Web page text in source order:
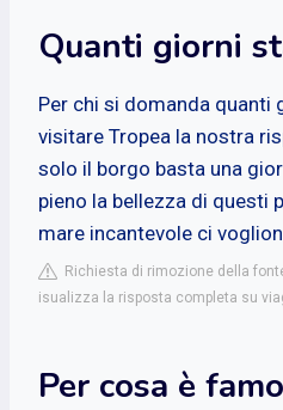
Quanti giorni
Per chi si domanda quanti
visitare Tropea la nostra
solo il borgo basta una
pieno la bellezza di questi
mare incantevole ci
Richiesta di rimozione della
isualizza la risposta completa su
Per cosa è